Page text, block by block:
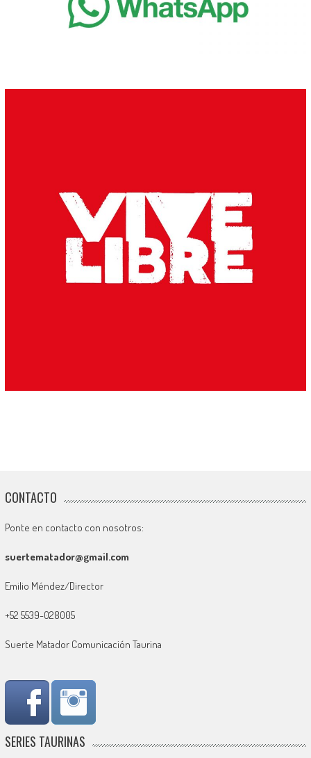
CONTACTO
Ponte en contacto con nosotros:
suertematador@gmail.com
Emilio Méndez/Director
+52 5539-028005
Suerte Matador Comunicación Taurina
SERIES TAURINAS